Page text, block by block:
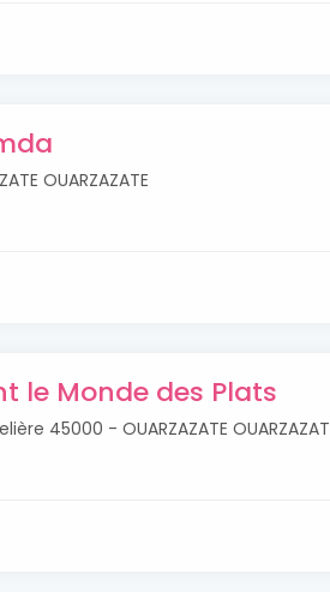
OUARZAZATE
le Monde des Plats
45000 - OUARZAZATE